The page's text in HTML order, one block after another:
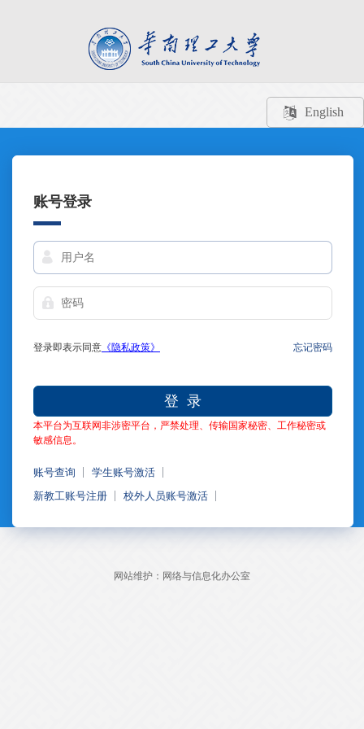
English
账号登录
登录即表示同意 《隐私政策》 忘记密码
登 录
本平台为互联网非涉密平台，严禁处理、传输国家秘密、工作秘密或
敏感信息。
账号查询
学生账号激活
新教工账号注册
校外人员账号激活
网站维护：网络与信息化办公室